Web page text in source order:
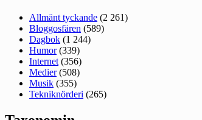
Allmänt tyckande (2 261)
Bloggosfären (589)
Dagbok (1 244)
Humor(339)
Internet (356)
Medier(508)
Musik (355)
Tekniknörderi (265)